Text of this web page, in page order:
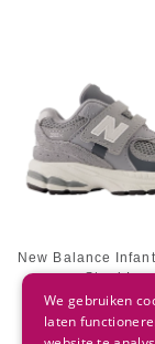
New Balance
Steel
€ 74,95 €
We gebruiken
laten